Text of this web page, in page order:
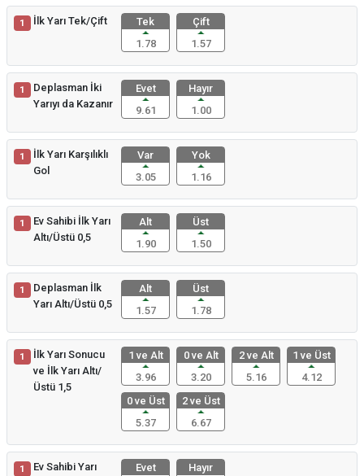
1 İlk Yarı Tek/Çift
Tek
1.78
Çift
1.57
1
Deplasman İki
Yarıyı da Kazanır
Evet
9.61
Hayır
1.00
1
İlk Yarı Karşılıklı
Gol
Var
3.05
Yok
1.16
1
Ev Sahibi İlk Yarı
Altı/Üstü 0,5
Alt
1.90
Üst
1.50
1
Deplasman İlk
Yarı Altı/Üstü 0,5
Alt
1.57
Üst
1.78
1
İlk Yarı Sonucu
ve İlk Yarı Altı/
Üstü 1,5
1 ve Alt
3.96
0 ve Alt
3.20
2 ve Alt
5.16
1 ve Üst
4.12
0 ve Üst
5.37
2 ve Üst
6.67
1
Ev Sahibi Yarı
Evet
Hayır